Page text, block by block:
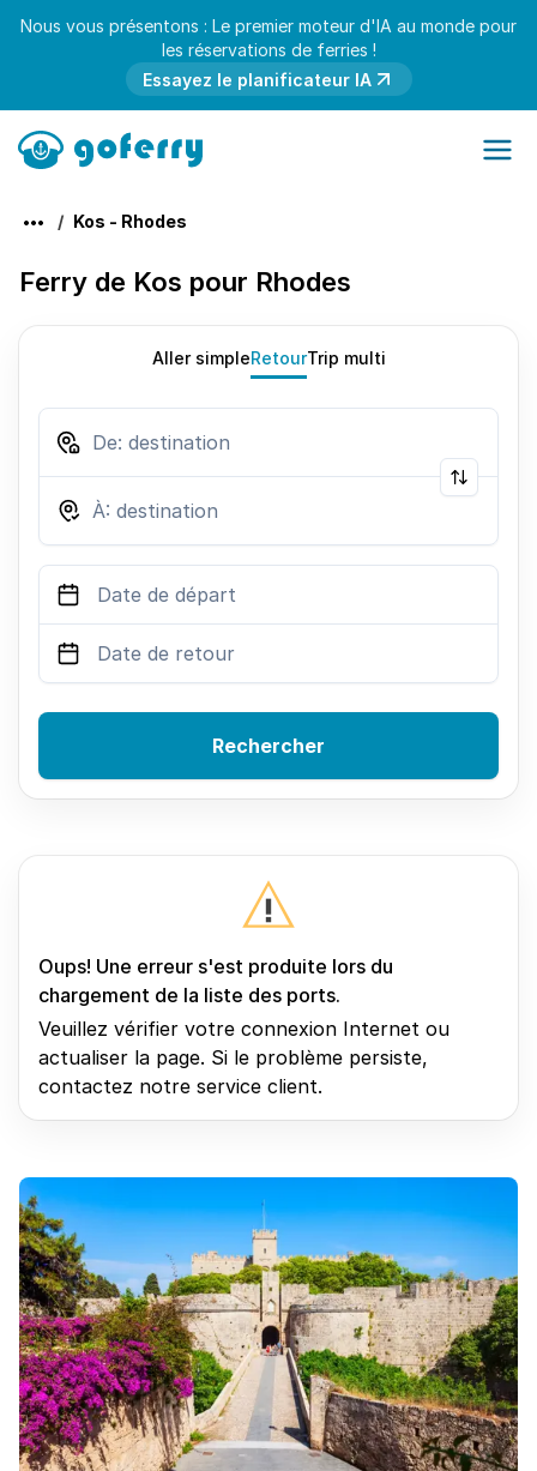
Nous vous présentons : Le premier moteur d'IA au monde pour
les réservations de ferries !
Essayez le planificateur IA
Kos - Rhodes
Ferry de Kos pour Rhodes
Aller simpleRetourTrip multi
Rechercher
Oups! Une erreur s'est produite lors du
chargement de la liste des ports.
Veuillez vérifier votre connexion Internet ou
actualiser la page. Si le problème persiste,
contactez notre service client.